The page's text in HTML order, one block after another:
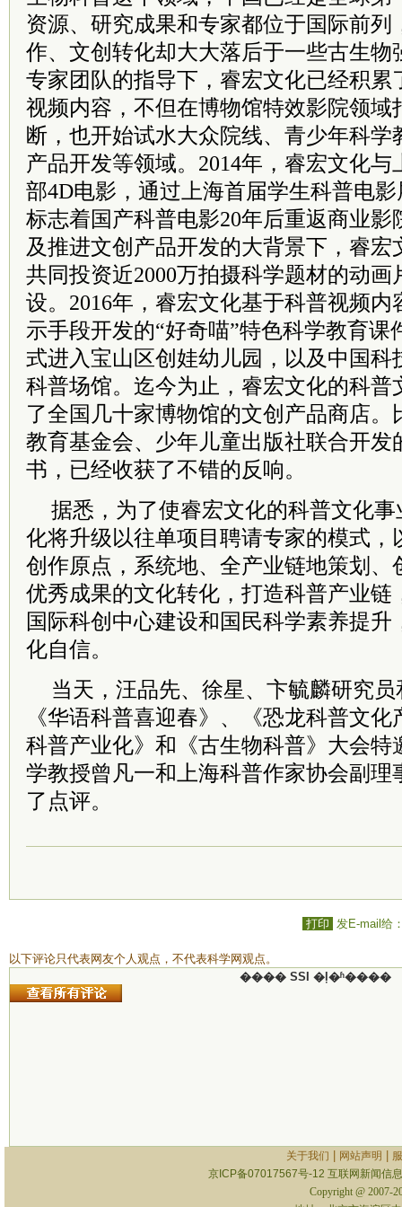
资源、研究成果和专家都位于国际前列
作、文创转化却大大落后于一些古生物
专家团队的指导下，睿宏文化已经积累
视频内容，不但在博物馆特效影院领域
断，也开始试水大众院线、青少年科学
产品开发等领域。2014年，睿宏文化
部4D电影，通过上海首届学生科普电
标志着国产科普电影20年后重返商业影
及推进文创产品开发的大背景下，睿宏
共同投资近2000万拍摄科学题材的动画
设。2016年，睿宏文化基于科普视频
示手段开发的“好奇喵”特色科学教育课
式进入宝山区创娃幼儿园，以及中国科
科普场馆。迄今为止，睿宏文化的科普
了全国几十家博物馆的文创产品商店。
教育基金会、少年儿童出版社联合开发
书，已经收获了不错的反响。
据悉，为了使睿宏文化的科普文化
化将升级以往单项目聘请专家的模式，
创作原点，系统地、全产业链地策划、
优秀成果的文化转化，打造科普产业链
国际科创中心建设和国民科学素养提升
化自信。
当天，汪品先、徐星、卞毓麟研究
《华语科普喜迎春》、《恐龙科普文
科普产业化》和《古生物科普》大会特
学教授曾凡一和上海科普作家协会副理
了点评。
打印 发E-mail给
以下评论只代表网友个人观点，不代表科学网观点。
���� SSI �ļ�ʱ����
关于我们 网站声明
京ICP备07017567号-12 互联网新闻信
Copyright @ 2007-